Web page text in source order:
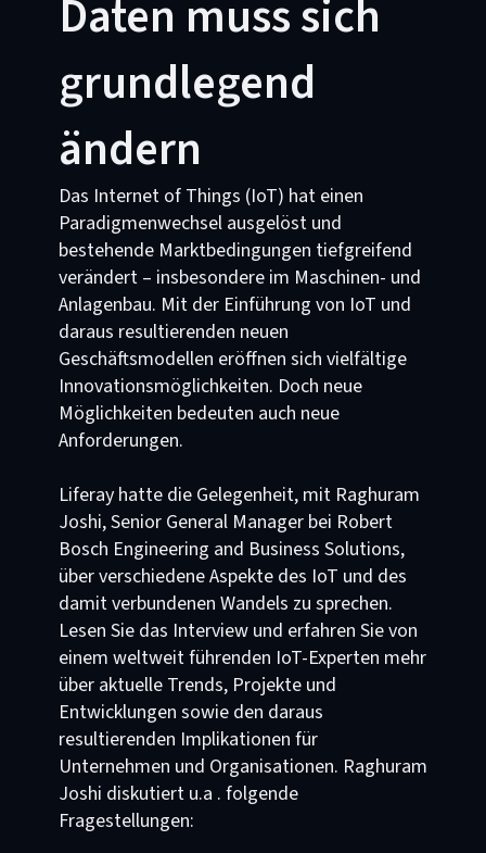
Daten muss sich
grundlegend
ändern
Das Internet of Things (IoT) hat einen
Paradigmenwechsel ausgelöst und
bestehende Marktbedingungen tiefgreifend
verändert – insbesondere im Maschinen- und
Anlagenbau. Mit der Einführung von IoT und
daraus resultierenden neuen
Geschäftsmodellen eröffnen sich vielfältige
Innovationsmöglichkeiten. Doch neue
Möglichkeiten bedeuten auch neue
Anforderungen.
Liferay hatte die Gelegenheit, mit Raghuram
Joshi, Senior General Manager bei Robert
Bosch Engineering and Business Solutions,
über verschiedene Aspekte des IoT und des
damit verbundenen Wandels zu sprechen.
Lesen Sie das Interview und erfahren Sie von
einem weltweit führenden IoT-Experten mehr
über aktuelle Trends, Projekte und
Entwicklungen sowie den daraus
resultierenden Implikationen für
Unternehmen und Organisationen. Raghuram
Joshi diskutiert u.a . folgende
Fragestellungen: